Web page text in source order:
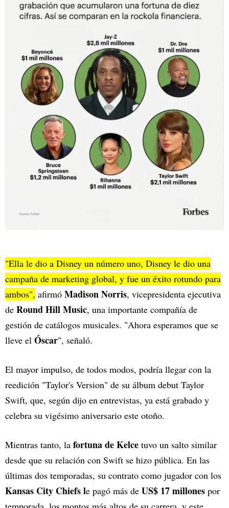
"Ella le dio a Disney un número uno, Disney le dio una
campaña de marketing global, y fue un éxito rotundo para
ambos", afirmó Madison Norris, vicepresidenta ejecutiva
de Round Hill Music, una importante compañía de
gestión de catálogos musicales. "Ahora esperamos que se
lleve el Óscar", señaló.
El mayor impulso, de todos modos, podría llegar con la
reedición "Taylor's Version" de su álbum debut Taylor
Swift, que, según dijo en entrevistas, ya está grabado y
celebra su vigésimo aniversario este otoño.
Mientras tanto, la fortuna de Kelce tuvo un salto similar
desde que su relación con Swift se hizo pública. En las
últimas dos temporadas, su contrato como jugador con los
Kansas City Chiefs le pagó más de US$ 17 millones por